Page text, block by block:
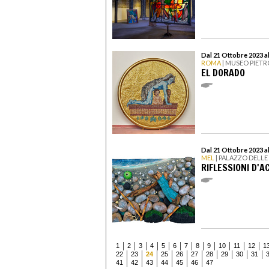
Dal 21 Ottobre 2023
ROMA | MUSEO
EL DORADO
Dal 21 Ottobre 2023
MEL | PALAZZO
RIFLESSIONI
1 2 3 4 5 6 7 8 9 10 11 12
22
23 24 25 26 27 28 29 30 31
41
42 43 44 45 46 47